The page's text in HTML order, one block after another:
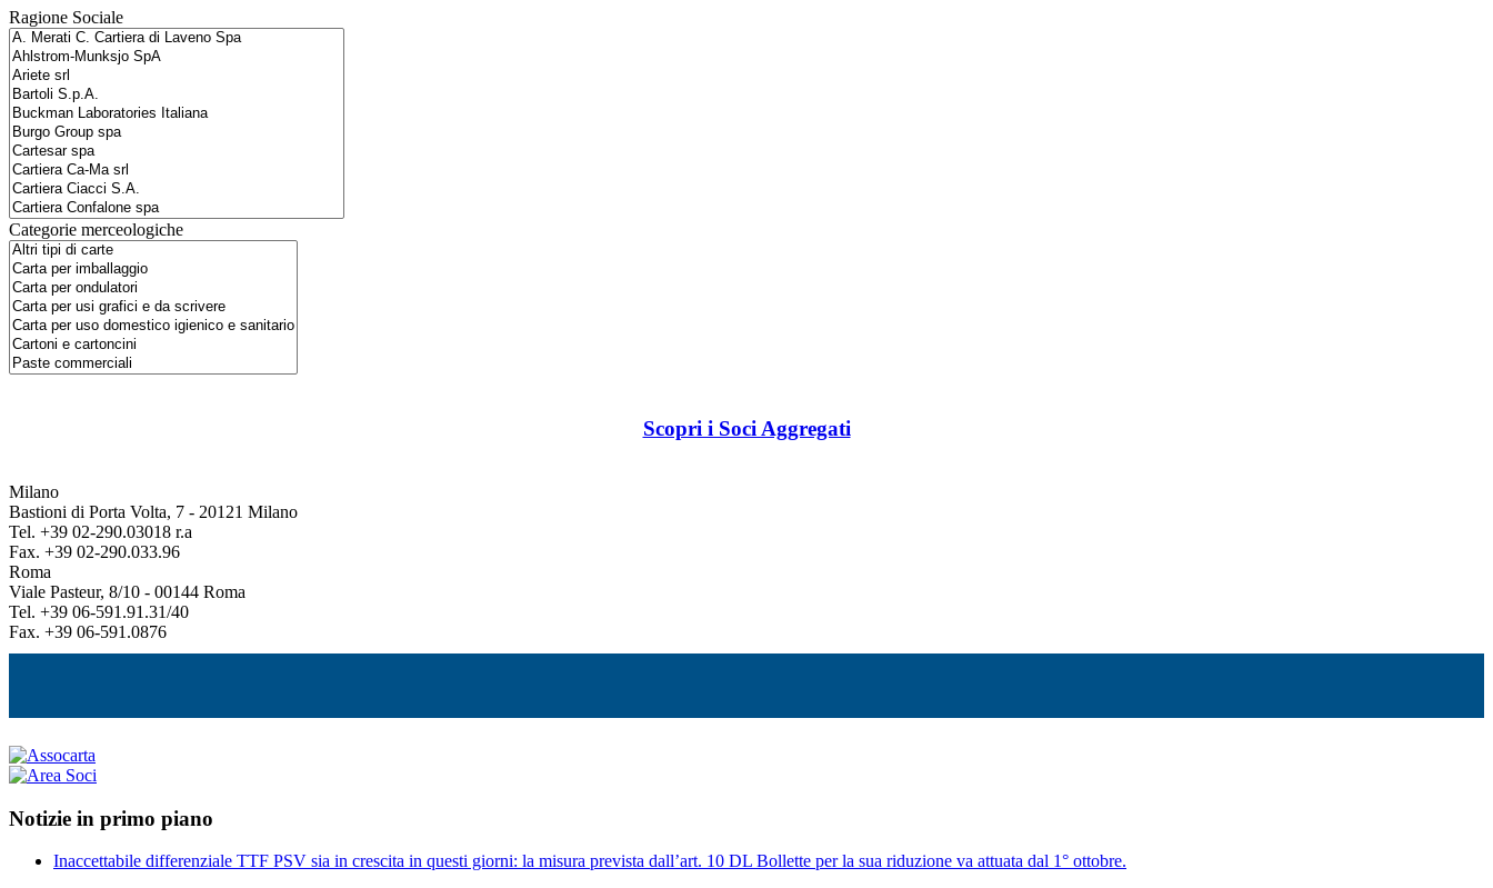
Ragione Sociale
Categorie merceologiche
Scopri i Soci Aggregati
Milano
Bastioni di Porta Volta, 7 - 20121 Milano
Tel. +39 02-290.03018 r.a
Fax. +39 02-290.033.96
Roma
Viale Pasteur, 8/10 - 00144 Roma
Tel. +39 06-591.91.31/40
Fax. +39 06-591.0876
Notizie in primo piano
Inaccettabile differenziale TTF PSV sia in crescita in questi giorni: la misura prevista dall’art. 10 DL Bollette per la sua riduzione va attuata dal 1° ottobre.